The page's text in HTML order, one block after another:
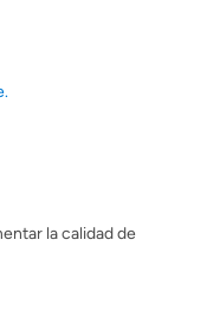
la calidad de